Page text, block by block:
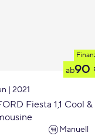
ab90
| 2021
Fiesta 1,1 Cool
Manuell